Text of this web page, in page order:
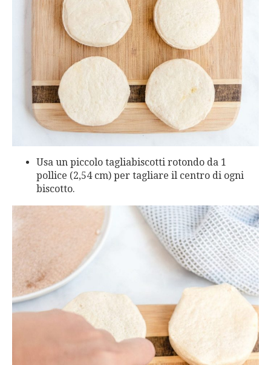
Usa un piccolo tagliabiscotti rotondo da 1
pollice (2,54 cm) per tagliare il centro di ogni
biscotto.